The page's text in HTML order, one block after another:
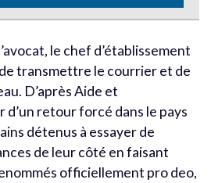
le chef d’établissement
transmettre le courrier et de
D’après Aide et
d’un retour forcé dans le pays
détenus à essayer de
de leur côté en faisant
officiellement pro deo,